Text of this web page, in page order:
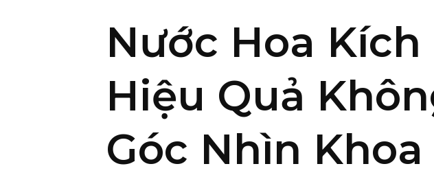
Nước Hoa
Hiệu Quả
Góc Nhìn